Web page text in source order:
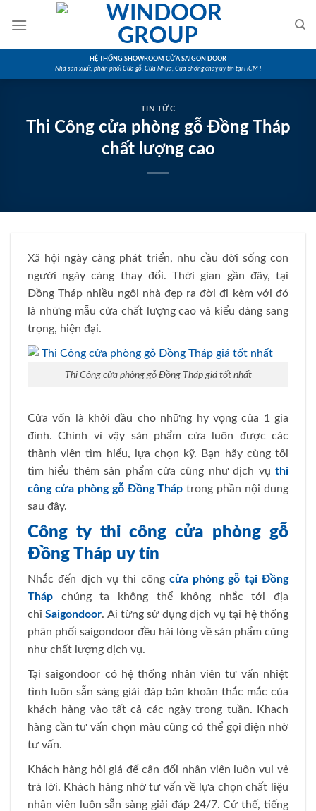
HỆ THỐNG SHOWROOM CỬA SAIGON DOOR
Nhà sản xuất, phân phối Cửa gỗ, Cửa Nhựa, Cửa chống cháy uy tín tại HCM !
TIN TỨC
Thi Công cửa phòng gỗ Đồng Tháp
chất lượng cao
Xã hội ngày càng phát triển, nhu cầu đời sống con
người ngày càng thay đổi. Thời gian gần đây, tại
Đồng Tháp nhiều ngôi nhà đẹp ra đời đi kèm với đó
là những mẫu cửa chất lượng cao và kiểu dáng sang
trọng, hiện đại.
Thi Công cửa phòng gỗ Đồng Tháp giá tốt nhất
Cửa vốn là khởi đầu cho những hy vọng của 1 gia
đình. Chính vì vậy sản phẩm cửa luôn được các
thành viên tìm hiểu, lựa chọn kỹ. Bạn hãy cùng tôi
tìm hiểu thêm sản phẩm cửa cũng như dịch vụ thi
công cửa phòng gỗ Đồng Tháp trong phần nội dung
sau đây.
Công ty thi công cửa phòng gỗ
Đồng Tháp uy tín
Nhắc đến dịch vụ thi công cửa phòng gỗ tại Đồng
Tháp chúng ta không thể không nhắc tới địa
chỉSaigondoor. Ai từng sử dụng dịch vụ tại hệ thống
phân phối saigondoor đều hài lòng về sản phẩm cũng
như chất lượng dịch vụ.
Tại saigondoor có hệ thống nhân viên tư vấn nhiệt
tình luôn sẵn sàng giải đáp băn khoăn thắc mắc của
khách hàng vào tất cả các ngày trong tuần. Khach
hàng cần tư vấn chọn màu cũng có thể gọi điện nhờ
tư vấn.
Khách hàng hỏi giá để cân đối nhân viên luôn vui vẻ
trả lời. Khách hàng nhờ tư vấn về lựa chọn chất liệu
nhân viên luôn sẵn sàng giải đáp 24/7. Cứ thế, tiếng